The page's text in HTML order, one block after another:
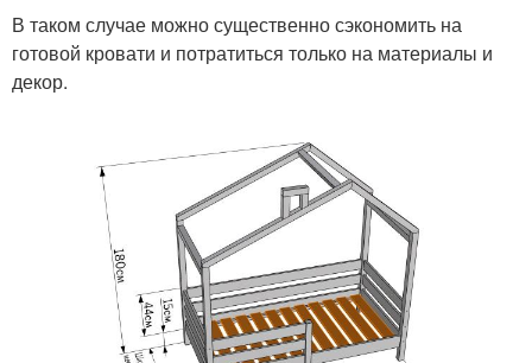
В таком случае можно существенно сэкономить на
готовой кровати и потратиться только на материалы и
декор.